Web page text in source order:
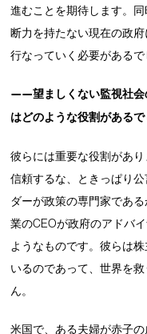
進むことを期待します。
断力を持たない現在の政
行なっていく必要があるで
——望ましくない監視社会
はどのような役割があるで
彼らには重要な役割があ
信頼するな、ときっぱり
ダーが政策の専門家であ
業のCEOが政府のアドバ
ようなものです。彼らは
いるのであって、世界を
ん。
米国で、ある夫婦が赤子